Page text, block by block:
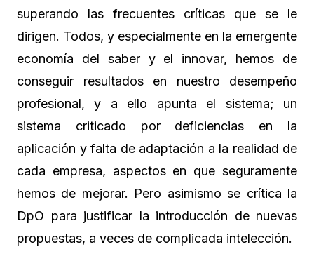
superando las frecuentes críticas que se le
dirigen. Todos, y especialmente en la emergente
economía del saber y el innovar, hemos de
conseguir resultados en nuestro desempeño
profesional, y a ello apunta el sistema; un
sistema criticado por deficiencias en la
aplicación y falta de adaptación a la realidad de
cada empresa, aspectos en que seguramente
hemos de mejorar. Pero asimismo se crítica la
DpO para justificar la introducción de nuevas
propuestas, a veces de complicada intelección.